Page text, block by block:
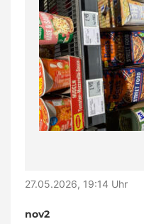
27.05.2026, 19:14 Uhr
nov2